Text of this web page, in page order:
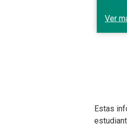
Ver
Estas